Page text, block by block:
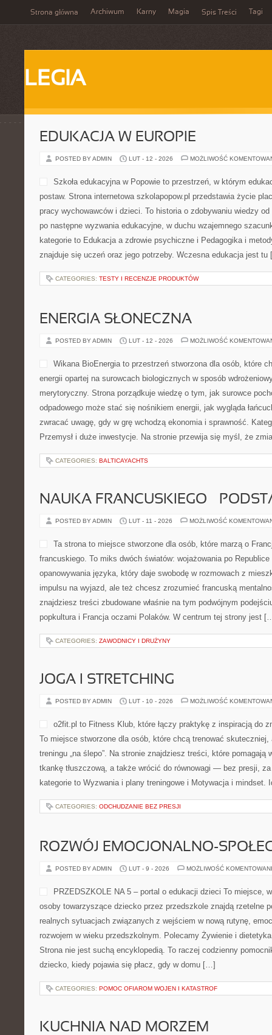
Strona główna Archiwum Karny Magia Spis Treści Tagi
LEGIA
EDUKACJA W EUROPIE
POSTED BY ADMIN LUT - 12 - 2026 MOŻLIWOŚĆ
Szkoła edukacyjna w Popowie to przestrzeń, w którym
postaw. Strona internetowa szkolapopow.pl przedstawia życie
pracy wychowawców i dzieci. To historia o zdobywaniu wiedzy
po następne wyzwania edukacyjne, w duchu wzajemnego
kategorie to Edukacja a zdrowie psychiczne i Pedagogika i
znajduje się uczeń oraz jego potrzeby. Wczesna edukacja jest
CATEGORIES: TESTY I RECENZJE PRODUKTÓW
ENERGIA SŁONECZNA
POSTED BY ADMIN LUT - 12 - 2026 MOŻLIWOŚĆ
Wikana BioEnergia to przestrzeń stworzona dla osób, które
energii opartej na surowcach biologicznych w sposób
merytoryczny. Strona porządkuje wiedzę o tym, jak surowce
odpadowego może stać się nośnikiem energii, jak wygląda
zwracać uwagę, gdy w grę wchodzą ekonomia i sprawność.
Przemysł i duże inwestycje. Na stronie przewija się myśl, że
CATEGORIES: BALTICAYACHTS
NAUKA FRANCUSKIEGO –
POSTED BY ADMIN LUT - 11 - 2026 MOŻLIWOŚĆ
Ta strona to miejsce stworzone dla osób, które marzą o
francuskiego. To miks dwóch światów: wojażowania po
opanowywania języka, który daje swobodę w rozmowach z
impulsu na wyjazd, ale też chcesz zrozumieć francuską
znajdziesz treści zbudowane właśnie na tym podwójnym
popkultura i Francja oczami Polaków. W centrum tej strony jest
CATEGORIES: ZAWODNICY I DRUŻYNY
JOGA I STRETCHING
POSTED BY ADMIN LUT - 10 - 2026 MOŻLIWOŚĆ
o2fit.pl to Fitness Klub, które łączy praktykę z inspiracją do
To miejsce stworzone dla osób, które chcą trenować skuteczniej,
treningu „na ślepo”. Na stronie znajdziesz treści, które pomagają
tkankę tłuszczową, a także wrócić do równowagi — bez presji,
kategorie to Wyzwania i plany treningowe i Motywacja i
CATEGORIES: ODCHUDZANIE BEZ PRESJI
ROZWÓJ EMOCJONALNO-
POSTED BY ADMIN LUT - 9 - 2026 MOŻLIWOŚĆ
PRZEDSZKOLE NA 5 – portal o edukacji dzieci To miejsce,
osoby towarzyszące dziecko przez przedszkole znajdą rzetelne
realnych sytuacjach związanych z wejściem w nową rutynę,
rozwojem w wieku przedszkolnym. Polecamy Żywienie i
Strona nie jest suchą encyklopedią. To raczej codzienny
dziecko, kiedy pojawia się płacz, gdy w domu […]
CATEGORIES: POMOC OFIAROM WOJEN I KATASTROF
KUCHNIA NAD MORZEM